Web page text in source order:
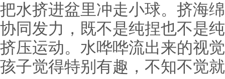
把水挤进盆里冲走小球。挤海
协同发力，既不是纯捏也不是
挤压运动。水哗哗流出来的视
孩子觉得特别有趣，不知不觉